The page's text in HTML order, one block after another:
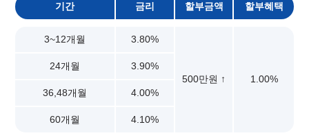
기간 금리 할부금액 할부혜택
3~12개월 3.80%
500만원 ↑ 1.00%
24개월 3.90%
36,48개월 4.00%
60개월 4.10%